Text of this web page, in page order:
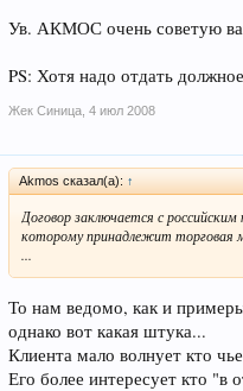
Ув. АКМОС очень советую вам
PS: Хотя надо отдать
Жек Синица 4 июл 2008
Akmos сказал(а): ↑
Договор заключается с
которому принадлежит торговая
...
То нам ведомо, как и
однако вот какая штука...
Клиента мало волнует кто
Его более интересует кто "в